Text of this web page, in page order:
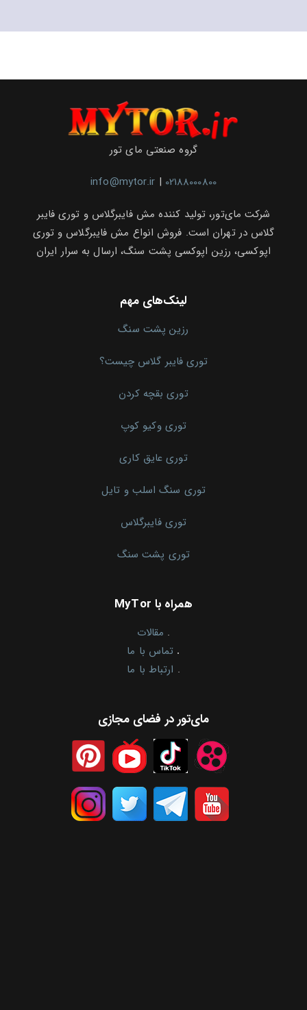
گروه صنعتی مای تور
info@mytor.ir | 02188000800
شرکت مای‌تور، تولید کننده مش فایبرگلاس و توری فایبر
گلاس در تهران است. فروش انواع مش فایبرگلاس و توری
اپوکسی، رزین اپوکسی پشت سنگ، ارسال به سرار ایران
لینک‌های مهم
رزین پشت سنگ
توری فایبر گلاس چیست؟
توری بقچه کردن
توری وکیو کوپ
توری عایق کاری
توری سنگ اسلب و تایل
توری فایبرگلاس
توری پشت سنگ
همراه با MyTor
. مقالات
. تماس با ما
. ارتباط با ما
مای‌تور در فضای مجازی